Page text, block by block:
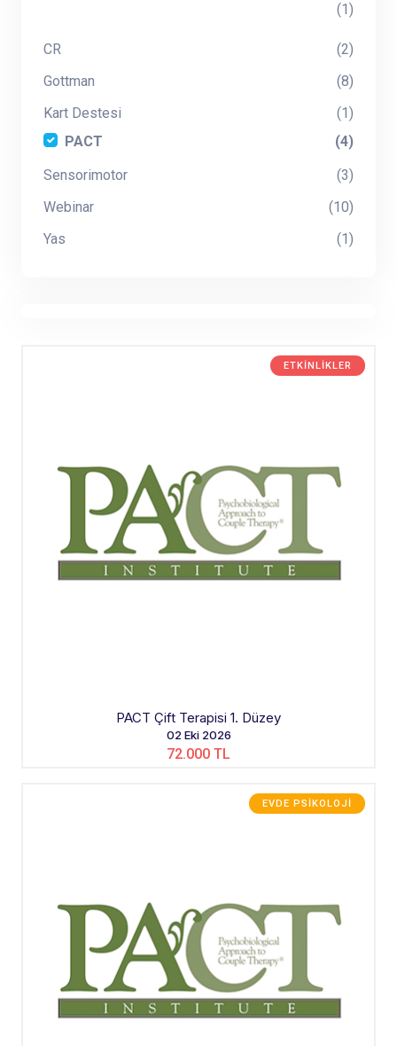
(1)
CR
(2)
Gottman
(8)
Kart Destesi
(1)
PACT
(4)
Sensorimotor
(3)
Webinar
(10)
Yas
(1)
ETKINLIKLER
PACT Çift Terapisi 1. Düzey
02 Eki 2026
72.000 TL
EVDE PSIKOLOJI